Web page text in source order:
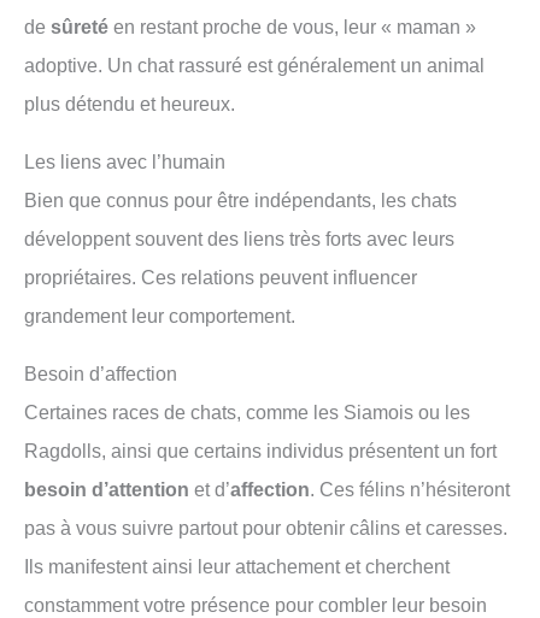
de sûreté en restant proche de vous, leur « maman »
adoptive. Un chat rassuré est généralement un animal
plus détendu et heureux.
Les liens avec l’humain
Bien que connus pour être indépendants, les chats
développent souvent des liens très forts avec leurs
propriétaires. Ces relations peuvent influencer
grandement leur comportement.
Besoin d’affection
Certaines races de chats, comme les Siamois ou les
Ragdolls, ainsi que certains individus présentent un fort
besoin d’attention et d’affection. Ces félins n’hésiteront
pas à vous suivre partout pour obtenir câlins et caresses.
Ils manifestent ainsi leur attachement et cherchent
constamment votre présence pour combler leur besoin